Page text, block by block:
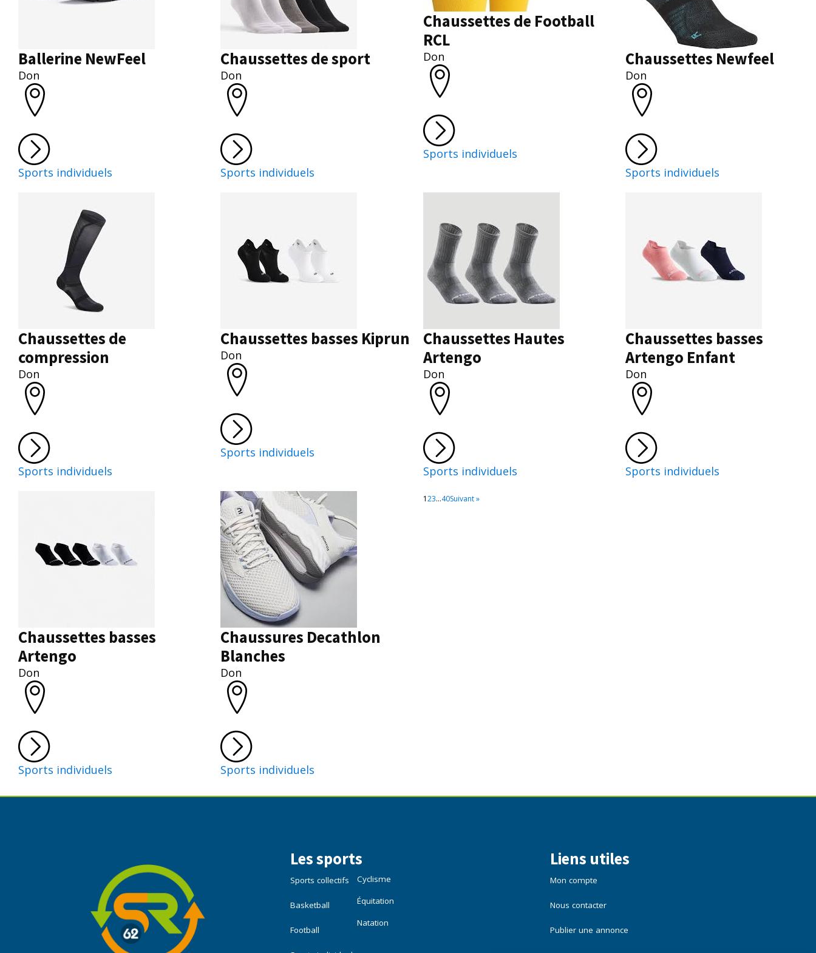
Ballerine NewFeel
Don
Sports individuels
Chaussettes de sport
Don
Sports individuels
Chaussettes de Football
RCL
Don
Sports individuels
Chaussettes Newfeel
Don
Sports individuels
Chaussettes de
compression
Don
Sports individuels
Chaussettes basses Kiprun
Don
Sports individuels
Chaussettes Hautes
Artengo
Don
Sports individuels
Chaussettes basses
Artengo Enfant
Don
Sports individuels
Chaussettes basses
Artengo
Don
Sports individuels
Chaussures Decathlon
Blanches
Don
Sports individuels
123…40Suivant »
Les sports
Sports collectifs
Basketball
Football
Cyclisme
Équitation
Natation
Liens utiles
Mon compte
Nous contacter
Publier une annonce